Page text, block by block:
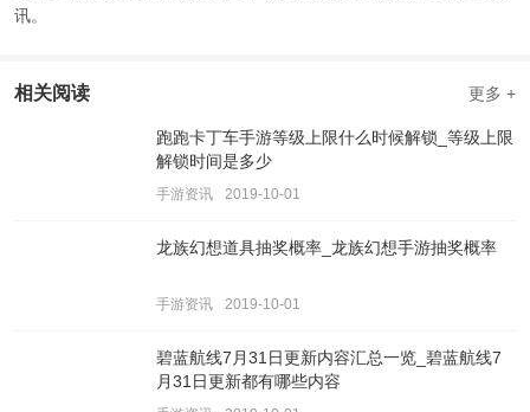
讯。
相关阅读 更多 +
跑跑卡丁车手游等级上限什么时候解锁_等级上限
解锁时间是多少
手游资讯 2019-10-01
龙族幻想道具抽奖概率_龙族幻想手游抽奖概率
手游资讯 2019-10-01
碧蓝航线7月31日更新内容汇总一览_碧蓝航线7
月31日更新都有哪些内容